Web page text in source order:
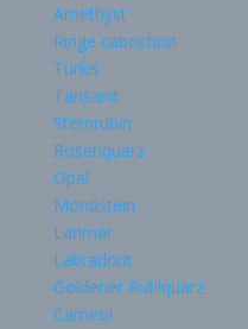
Amethyst
Ringe cabochon
Türkis
Tansanit
Sternrubin
Rosenquarz
Opal
Mondstein
Larimar
Labradorit
Goldener Rutilquarz
Carneol